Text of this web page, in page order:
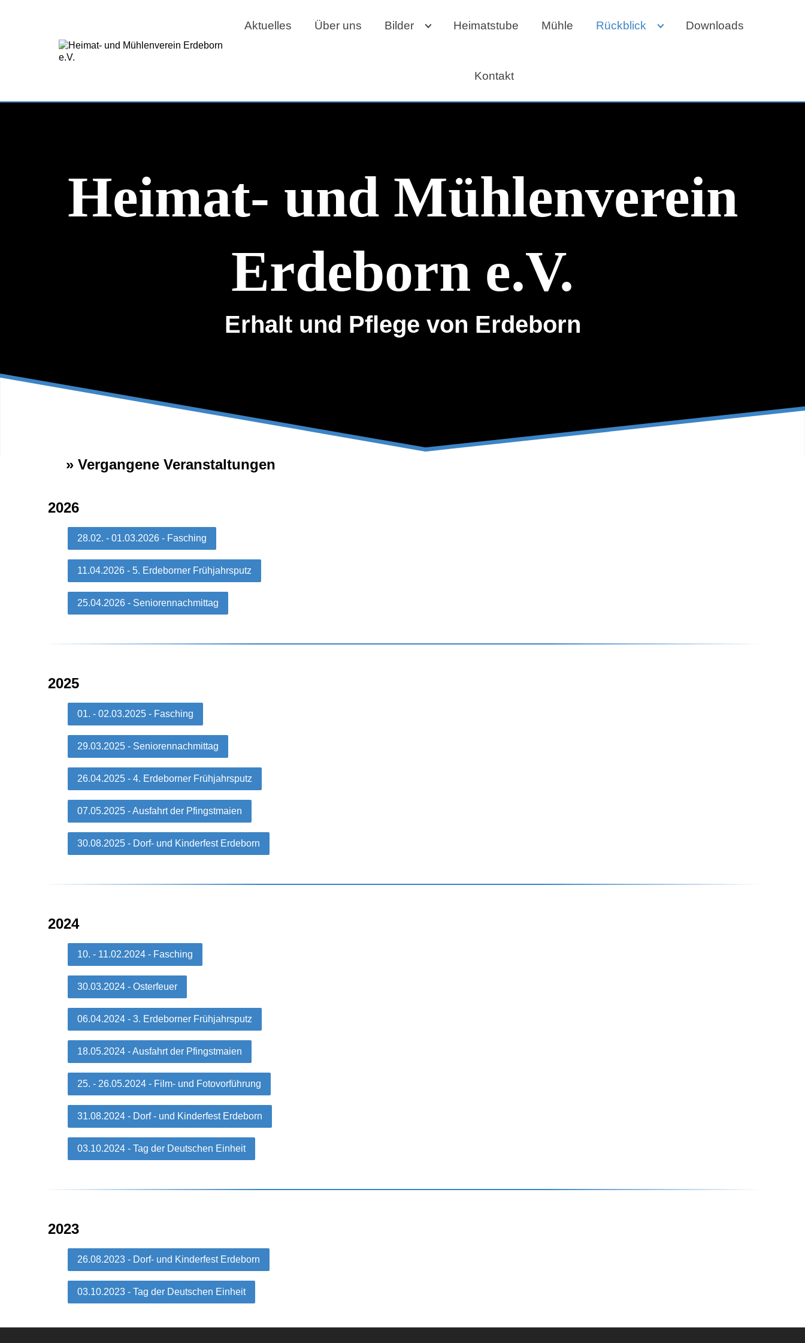
Aktuelles Über uns Bilder Heimatstube Mühle Rückblick Downloads
Kontakt
Heimat- und Mühlenverein
Erdeborn e.V.
Erhalt und Pflege von Erdeborn
Vergangene Veranstaltungen
2026
28.02. - 01.03.2026 - Fasching
11.04.2026 - 5. Erdeborner Frühjahrsputz
25.04.2026 - Seniorennachmittag
2025
01. - 02.03.2025 - Fasching
29.03.2025 - Seniorennachmittag
26.04.2025 - 4. Erdeborner Frühjahrsputz
07.05.2025 - Ausfahrt der Pfingstmaien
30.08.2025 - Dorf- und Kinderfest Erdeborn
2024
10. - 11.02.2024 - Fasching
30.03.2024 - Osterfeuer
06.04.2024 - 3. Erdeborner Frühjahrsputz
18.05.2024 - Ausfahrt der Pfingstmaien
25. - 26.05.2024 - Film- und Fotovorführung
31.08.2024 - Dorf - und Kinderfest Erdeborn
03.10.2024 - Tag der Deutschen Einheit
2023
26.08.2023 - Dorf- und Kinderfest Erdeborn
03.10.2023 - Tag der Deutschen Einheit